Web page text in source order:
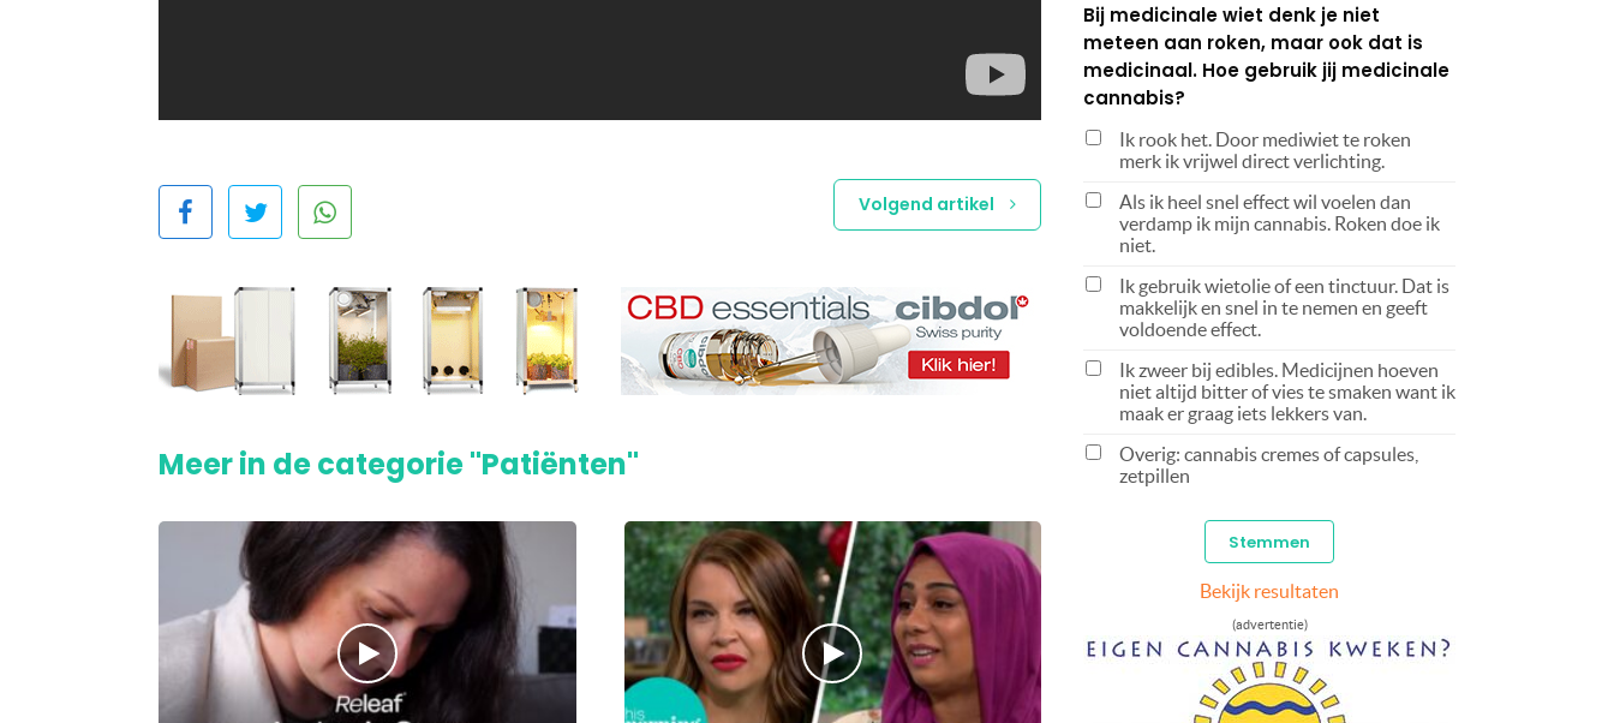
Volgend artikel
Meer in de categorie "Patiënten"
Bij medicinale wiet denk je niet
meteen aan roken, maar ook dat is
medicinaal. Hoe gebruik jij medicinale
cannabis?
Ik rook het. Door mediwiet te roken
merk ik vrijwel direct verlichting.
Als ik heel snel effect wil voelen dan
verdamp ik mijn cannabis. Roken doe ik
niet.
Ik gebruik wietolie of een tinctuur. Dat is
makkelijk en snel in te nemen en geeft
voldoende effect.
Ik zweer bij edibles. Medicijnen hoeven
niet altijd bitter of vies te smaken want ik
maak er graag iets lekkers van.
Overig: cannabis cremes of capsules,
zetpillen
Bekijk resultaten
(advertentie)